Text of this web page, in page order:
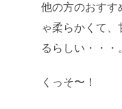
他の方のおすす
ゃ柔らかくて
るらしい・・・
くっそ〜！